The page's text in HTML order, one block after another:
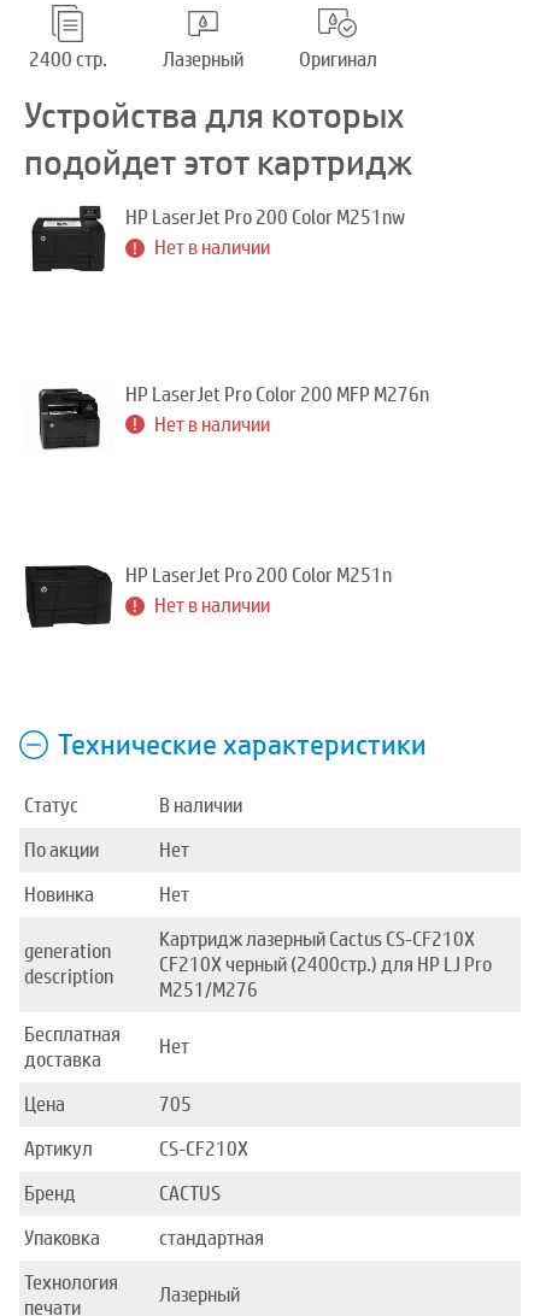
2400 стр. Лазерный Оригинал
Устройства для которых
подойдет этот картридж
HP LaserJet Pro 200 Color M251nw
Нет в наличии
HP LaserJet Pro Color 200 MFP M276n
Нет в наличии
HP LaserJet Pro 200 Color M251n
Нет в наличии
Технические характеристики
Статус
В наличии
По акции
Нет
Новинка
Нет
generation
description
Картридж лазерный Cactus CS-CF210X
CF210X черный (2400стр.) для HP LJ Pro
M251/M276
Бесплатная
доставка
Нет
Цена
705
Артикул
CS-CF210X
Бренд
CACTUS
Упаковка
стандартная
Технология
печати
Лазерный